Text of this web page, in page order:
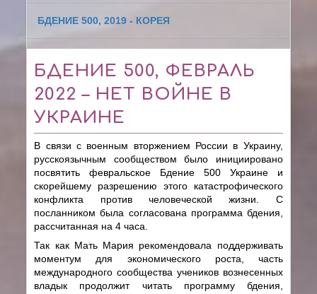
БДЕНИЕ 500, 2019 - КОРЕЯ
БДЕНИЕ 500, ФЕВРАЛЬ
2022 – НЕТ ВОЙНЕ В
УКРАИНЕ
В связи с военным вторжением России в Украину,
русскоязычным сообществом было инициировано
посвятить февральское Бдение 500 Украине и
скорейшему разрешению этого катастрофического
конфликта против человеческой жизни. С
посланником была согласована программа бдения,
рассчитанная на 4 часа.
Так как Мать Мария рекомендовала поддерживать
моментум для экономического роста, часть
международного сообщества учеников вознесенных
владык продолжит читать программу бдения,